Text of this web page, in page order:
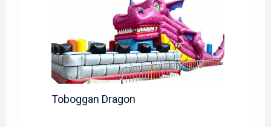
Toboggan Dragon